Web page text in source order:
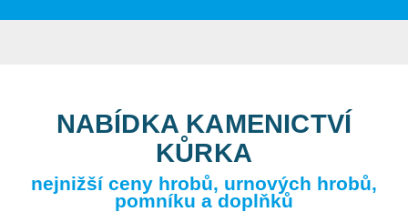
NABÍDKA KAMENICTVÍ
KŮRKA
nejnižší ceny hrobů, urnových hrobů,
pomníku a doplňků